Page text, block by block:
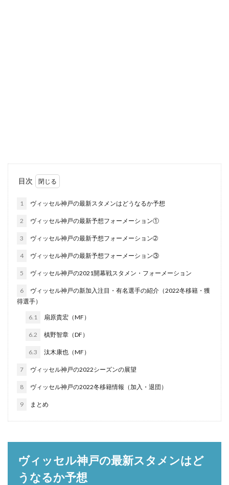
目次
1 ヴィッセル神戸の最新スタメンはどうなるか予想
2 ヴィッセル神戸の最新予想フォーメーション①
3 ヴィッセル神戸の最新予想フォーメーション➁
4 ヴィッセル神戸の最新予想フォーメーション③
5 ヴィッセル神戸の2021開幕戦スタメン・フォーメーション
6
ヴィッセル神戸の新加入注目・有名選手の紹介（2022冬移籍・獲
得選手）
6.1 扇原貴宏（MF）
6.2 槙野智章（DF）
6.3 汰木康也（MF）
7 ヴィッセル神戸の2022シーズンの展望
8 ヴィッセル神戸の2022冬移籍情報（加入・退団）
9 まとめ
ヴィッセル神戸の最新スタメンはど
うなるか予想